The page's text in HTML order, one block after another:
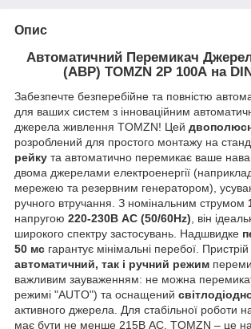
Опис
Автоматичний Перемикач
(АВР) TOMZN 2P 100А на
Забезпечте безперебійне та повністю
для ваших систем з інноваційним
джерела живлення TOMZN! Цей
розроблений для простого монтажу на
рейку та автоматично перемикає ваше
двома джерелами електроенергії
мережею та резервним генератором),
ручного втручання. З номінальним струмом
напругою 220-230В AC (50/60Hz) , він
широкого спектру застосувань. Надшвидке
50 мс гарантує мінімальні перебої.
автоматичний, так і ручний режим
важливим зауваженням: не можна
режимі "AUTO") та оснащений
активного джерела. Для стабільної роботи
має бути не менше 215В AC. TOMZN – це